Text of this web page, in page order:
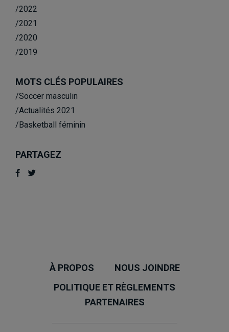
/2022
/2021
/2020
/2019
MOTS CLÉS POPULAIRES
/Soccer masculin
/Actualités 2021
/Basketball féminin
PARTAGEZ
À PROPOS
NOUS JOINDRE
POLITIQUE ET RÈGLEMENTS
PARTENAIRES